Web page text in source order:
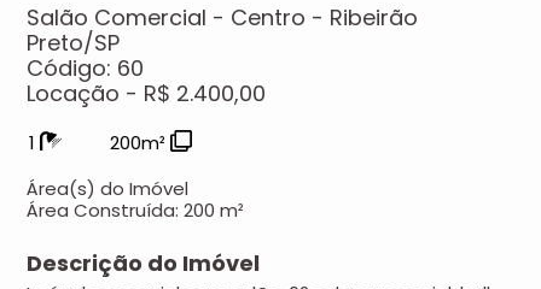
Salão Comercial - Centro - Ribeirão
Preto/SP
Código: 60
Locação - R$ 2.400,00
1
200m²
Área(s) do Imóvel
Área Construída:200 m²
Descrição do Imóvel